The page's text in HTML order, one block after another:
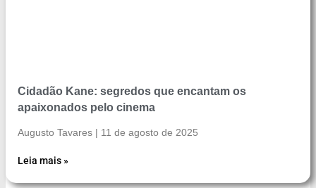
Cidadão Kane: segredos que encantam os
apaixonados pelo cinema
Augusto Tavares 11 de agosto de 2025
Leia mais »